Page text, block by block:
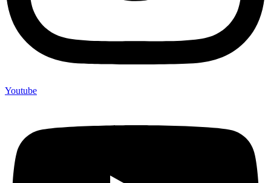
Youtube